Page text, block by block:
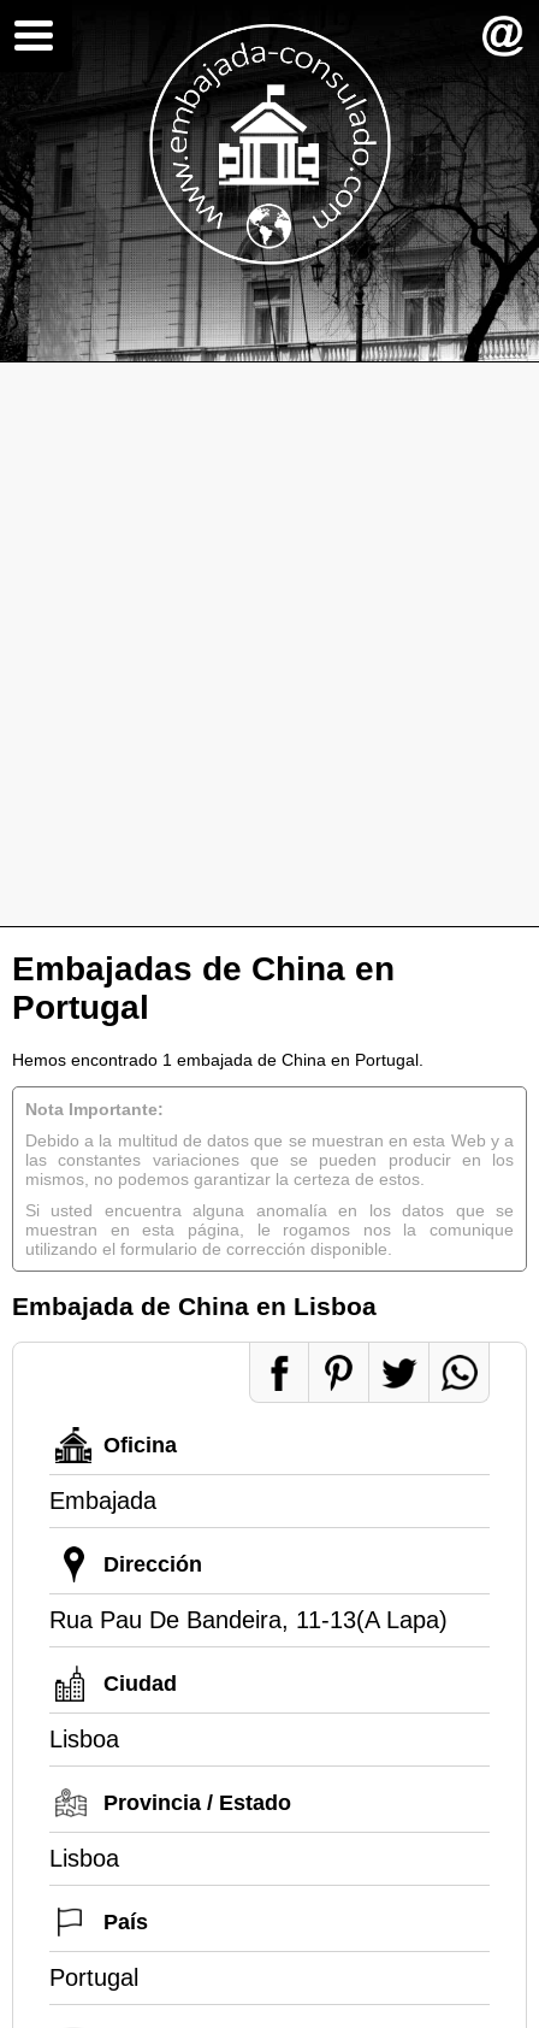
Embajadas de China en
Portugal
Hemos encontrado 1 embajada de China en Portugal.
Nota Importante:
Debido a la multitud de datos que se muestran en esta Web y a
las constantes variaciones que se pueden producir en los
mismos, no podemos garantizar la certeza de estos.
Si usted encuentra alguna anomalía en los datos que se
muestran en esta página, le rogamos nos la comunique
utilizando el formulario de corrección disponible.
Embajada de China en Lisboa
Oficina
Embajada
Dirección
Rua Pau De Bandeira, 11-13(A Lapa)
Ciudad
Lisboa
Provincia / Estado
Lisboa
País
Portugal